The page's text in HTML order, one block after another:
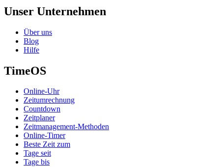
Unser Unternehmen
Über uns
Blog
Hilfe
TimeOS
Online-Uhr
Zeitumrechnung
Countdown
Zeitplaner
Zeitmanagement-Methoden
Online-Timer
Beste Zeit zum
Tage seit
Tage bis